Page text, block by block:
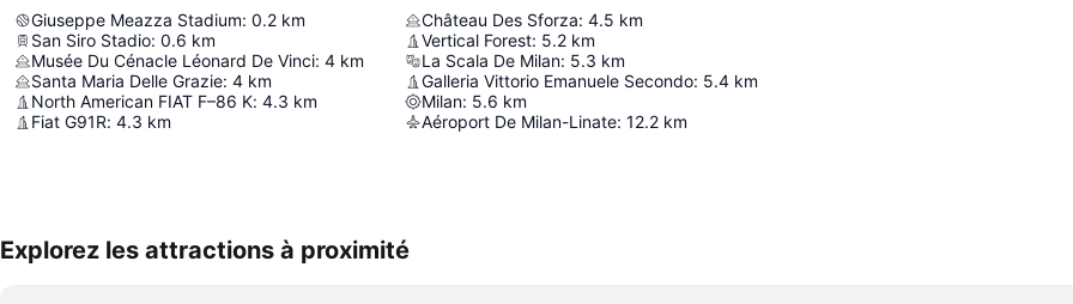
Giuseppe Meazza Stadium: 0.2 km
San Siro Stadio: 0.6 km
Musée Du Cénacle Léonard De Vinci: 4 km
Santa Maria Delle Grazie: 4 km
North American FIAT F–86 K: 4.3 km
Fiat G91R: 4.3 km
Château Des Sforza: 4.5 km
Vertical Forest: 5.2 km
La Scala De Milan: 5.3 km
Galleria Vittorio Emanuele Secondo: 5.4 km
Milan: 5.6 km
Aéroport De Milan-Linate: 12.2 km
Explorez les attractions à proximité